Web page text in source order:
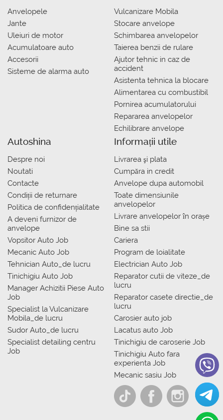
Anvelopele
Jante
Uleiuri de motor
Acumulatoare auto
Accesorii
Sisteme de alarma auto
Vulcanizare Mobila
Stocare anvelope
Schimbarea anvelopelor
Taierea benzii de rulare
Ajutor tehnic in caz de
accident
Asistenta tehnica la blocare
Alimentarea cu combustibil
Pornirea acumulatorului
Repararea anvelopelor
Echilibrare anvelope
Autoshina
Despre noi
Noutati
Contacte
Condiții de returnare
Politica de confidențialitate
A deveni furnizor de
anvelope
Vopsitor Auto Job
Mecanic Auto Job
Tehnician Auto_de lucru
Tinichigiu Auto Job
Manager Achizitii Piese Auto
Job
Specialist la Vulcanizare
Mobila_de lucru
Sudor Auto_de lucru
Specialist detailing centru
Job
Informații utile
Livrarea şi plata
Сumpăra in credit
Anvelope dupa automobil
Toate dimensiunile
anvelopelor
Livrare anvelopelor în orașe
Bine sa stii
Cariera
Program de loialitate
Electrician Auto Job
Reparator cutii de viteze_de
lucru
Reparator casete directie_de
lucru
Carosier auto job
Lacatus auto Job
Tinichigiu de caroserie Job
Tinichigiu Auto fara
experienta Job
Mecanic sasiu Job